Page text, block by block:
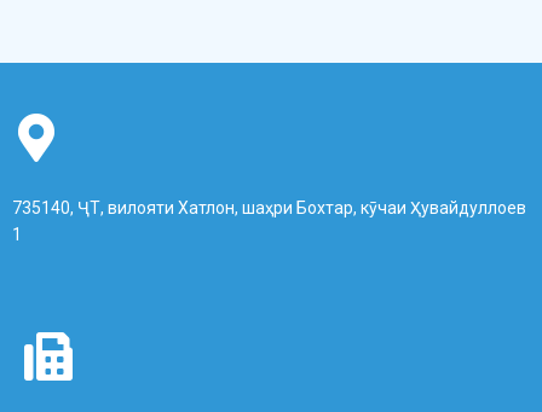
735140, ҶТ, вилояти Хатлон, шаҳри Бохтар, кӯчаи Ҳувайдуллоев
1